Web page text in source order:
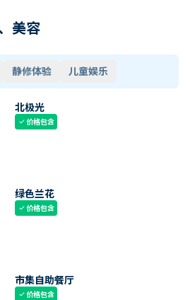
美容
静修体验 儿童娱乐
北极光
check价格包含
绿色兰花
check价格包含
市集自助餐厅
check价格包含